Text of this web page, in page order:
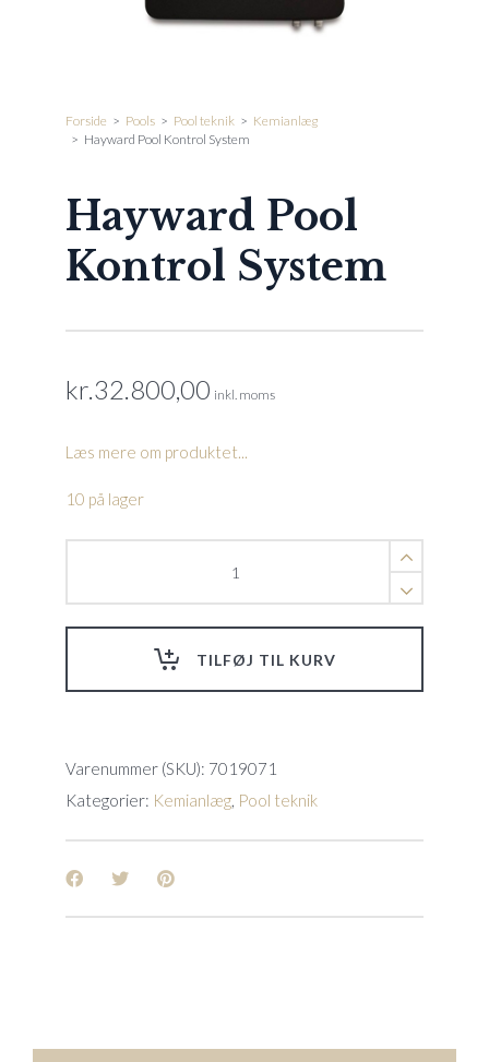
Forside > Pools > Pool teknik > Kemianlæg
> Hayward Pool Kontrol System
Hayward Pool
Kontrol System
kr.32.800,00 inkl. moms
Læs mere om produktet...
10 på lager
TILFØJ TIL KURV
Varenummer (SKU): 7019071
Kategorier: Kemianlæg, Pool teknik